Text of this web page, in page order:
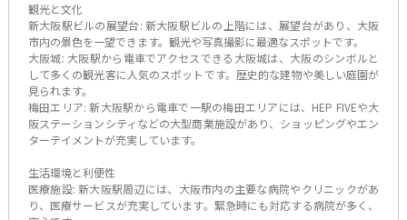
観光と文化
新大阪駅ビルの展望台: 新大阪駅ビルの上階には、展望台があり、大阪
市内の景色を一望できます。観光や写真撮影に最適なスポットです。
大阪城: 大阪駅から電車でアクセスできる大阪城は、大阪のシンボルと
して多くの観光客に人気のスポットです。歴史的な建物や美しい庭園が
見られます。
梅田エリア: 新大阪駅から電車で一駅の梅田エリアには、HEP FIVEや大
阪ステーションシティなどの大型商業施設があり、ショッピングやエン
ターテイメントが充実しています。
生活環境と利便性
医療施設: 新大阪駅周辺には、大阪市内の主要な病院やクリニックがあ
り、医療サービスが充実しています。緊急時にも対応する病院が多く、